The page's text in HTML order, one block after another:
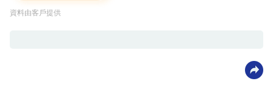
資料由客戶提供